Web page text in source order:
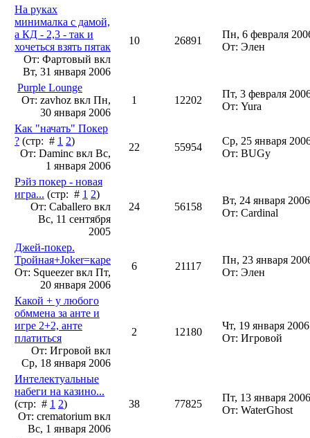
На руках
минималка с дамой,
а КД - 2,3 - так и
хочеться взять пятак
От: Фартовый вкл
Вт, 31 января 2006
10 26891
Пн, 6 февраля
От: Элен
Purple Lounge
От: zavhoz вкл Пн,
30 января 2006
1 12202
Пт, 3 февраля
От: Yura
Как "начать" Покер
? (стр: # 1 2)
От: Daminc вкл Вс,
1 января 2006
22 55954
Ср, 25 января
От: BUGy
Рэйз покер - новая
игра... (стр: # 1 2)
От: Сaballero вкл
Вс, 11 сентября
2005
24 56158
Вт, 24 января
От: Cardinal
Джей-покер.
Тройная+Joker=каре
От: Squeezer вкл Пт,
20 января 2006
6 21117
Пн, 23 января
От: Элен
Какой + у любого
обммена за анте и
игре 2+2, анте
платиться
От: Игровой вкл
Ср, 18 января 2006
2 12180
Чт, 19 января
От: Игровой
Интелектуальные
набеги на казино...
(стр: # 1 2)
От: crematorium вкл
Вс, 1 января 2006
38 77825
Пт, 13 января
От: WaterGhost